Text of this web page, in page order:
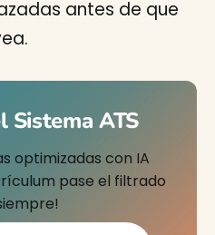
antes de que
Sistema ATS
optimizadas con IA
pase el filtrado